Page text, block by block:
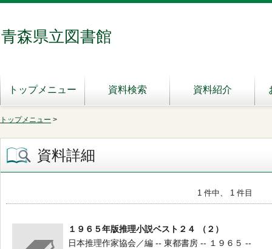
青森県立図書館
トップメニュー 資料検索 資料紹介
トップメニュー >
資料詳細
1 件中、 1 件目
１９６５年版推理小説ベスト２４ （２）
日本推理作家協会／編 -- 東都書房 -- １９６５ --